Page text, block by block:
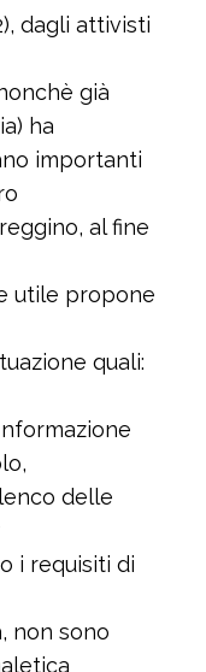
dagli attivisti
già
ha
importanti
al fine
utile propone
quali:
delle
i requisiti di
non sono